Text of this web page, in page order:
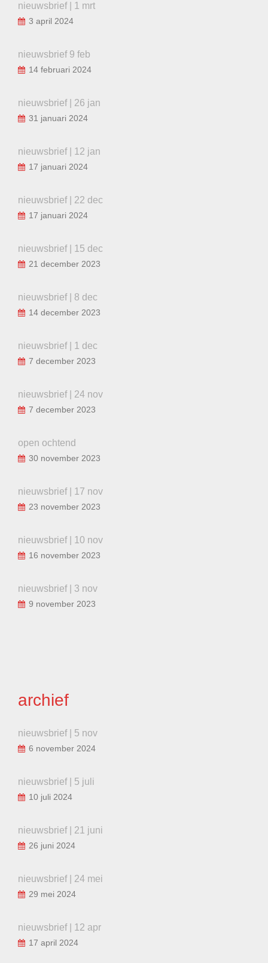
nieuwsbrief | 1 mrt
3 april 2024
nieuwsbrief 9 feb
14 februari 2024
nieuwsbrief | 26 jan
31 januari 2024
nieuwsbrief | 12 jan
17 januari 2024
nieuwsbrief | 22 dec
17 januari 2024
nieuwsbrief | 15 dec
21 december 2023
nieuwsbrief | 8 dec
14 december 2023
nieuwsbrief | 1 dec
7 december 2023
nieuwsbrief | 24 nov
7 december 2023
open ochtend
30 november 2023
nieuwsbrief | 17 nov
23 november 2023
nieuwsbrief | 10 nov
16 november 2023
nieuwsbrief | 3 nov
9 november 2023
archief
nieuwsbrief | 5 nov
6 november 2024
nieuwsbrief | 5 juli
10 juli 2024
nieuwsbrief | 21 juni
26 juni 2024
nieuwsbrief | 24 mei
29 mei 2024
nieuwsbrief | 12 apr
17 april 2024